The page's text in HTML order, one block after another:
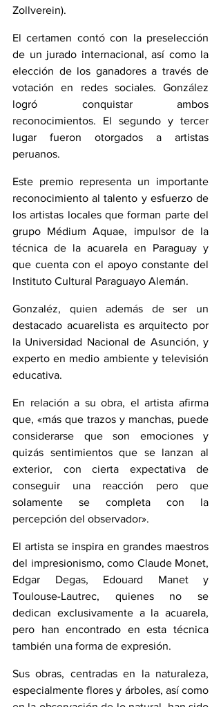
Zollverein).
El certamen contó con la preselección
de un jurado internacional, así como la
elección de los ganadores a través de
votación en redes sociales. González
logró conquistar ambos
reconocimientos. El segundo y tercer
lugar fueron otorgados a artistas
peruanos.
Este premio representa un importante
reconocimiento al talento y esfuerzo de
los artistas locales que forman parte del
grupo Médium Aquae, impulsor de la
técnica de la acuarela en Paraguay y
que cuenta con el apoyo constante del
Instituto Cultural Paraguayo Alemán.
Gonzaléz, quien además de ser un
destacado acuarelista es arquitecto por
la Universidad Nacional de Asunción, y
experto en medio ambiente y televisión
educativa.
En relación a su obra, el artista afirma
que, «más que trazos y manchas, puede
considerarse que son emociones y
quizás sentimientos que se lanzan al
exterior, con cierta expectativa de
conseguir una reacción pero que
solamente se completa con la
percepción del observador».
El artista se inspira en grandes maestros
del impresionismo, como Claude Monet,
Edgar Degas, Edouard Manet y
Toulouse-Lautrec, quienes no se
dedican exclusivamente a la acuarela,
pero han encontrado en esta técnica
también una forma de expresión.
Sus obras, centradas en la naturaleza,
especialmente flores y árboles, así como